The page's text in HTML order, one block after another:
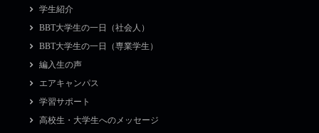
学生紹介
BBT大学生の一日（社会人）
BBT大学生の一日（専業学生）
編入生の声
エアキャンパス
学習サポート
高校生・大学生へのメッセージ